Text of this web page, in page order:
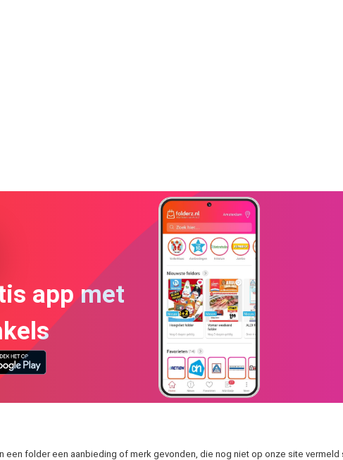
app met
folder een aanbieding of merk gevonden, die nog niet op onze site vermeld